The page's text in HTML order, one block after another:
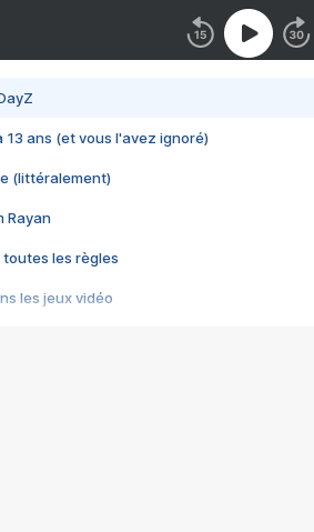
13 ans (et vous l'avez ignoré)
(littéralement)
Rayan
toutes les règles
les jeux vidéo